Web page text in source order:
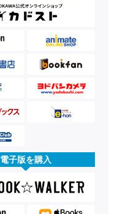
電子版を購入